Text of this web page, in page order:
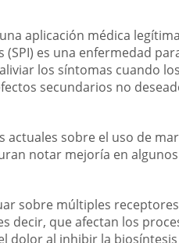
aplicación médica
es una enfermedad
los síntomas cuando
secundarios no
sobre el uso de
notar mejoría en
sobre múltiples
decir, que afectan los
dolor al inhibir la